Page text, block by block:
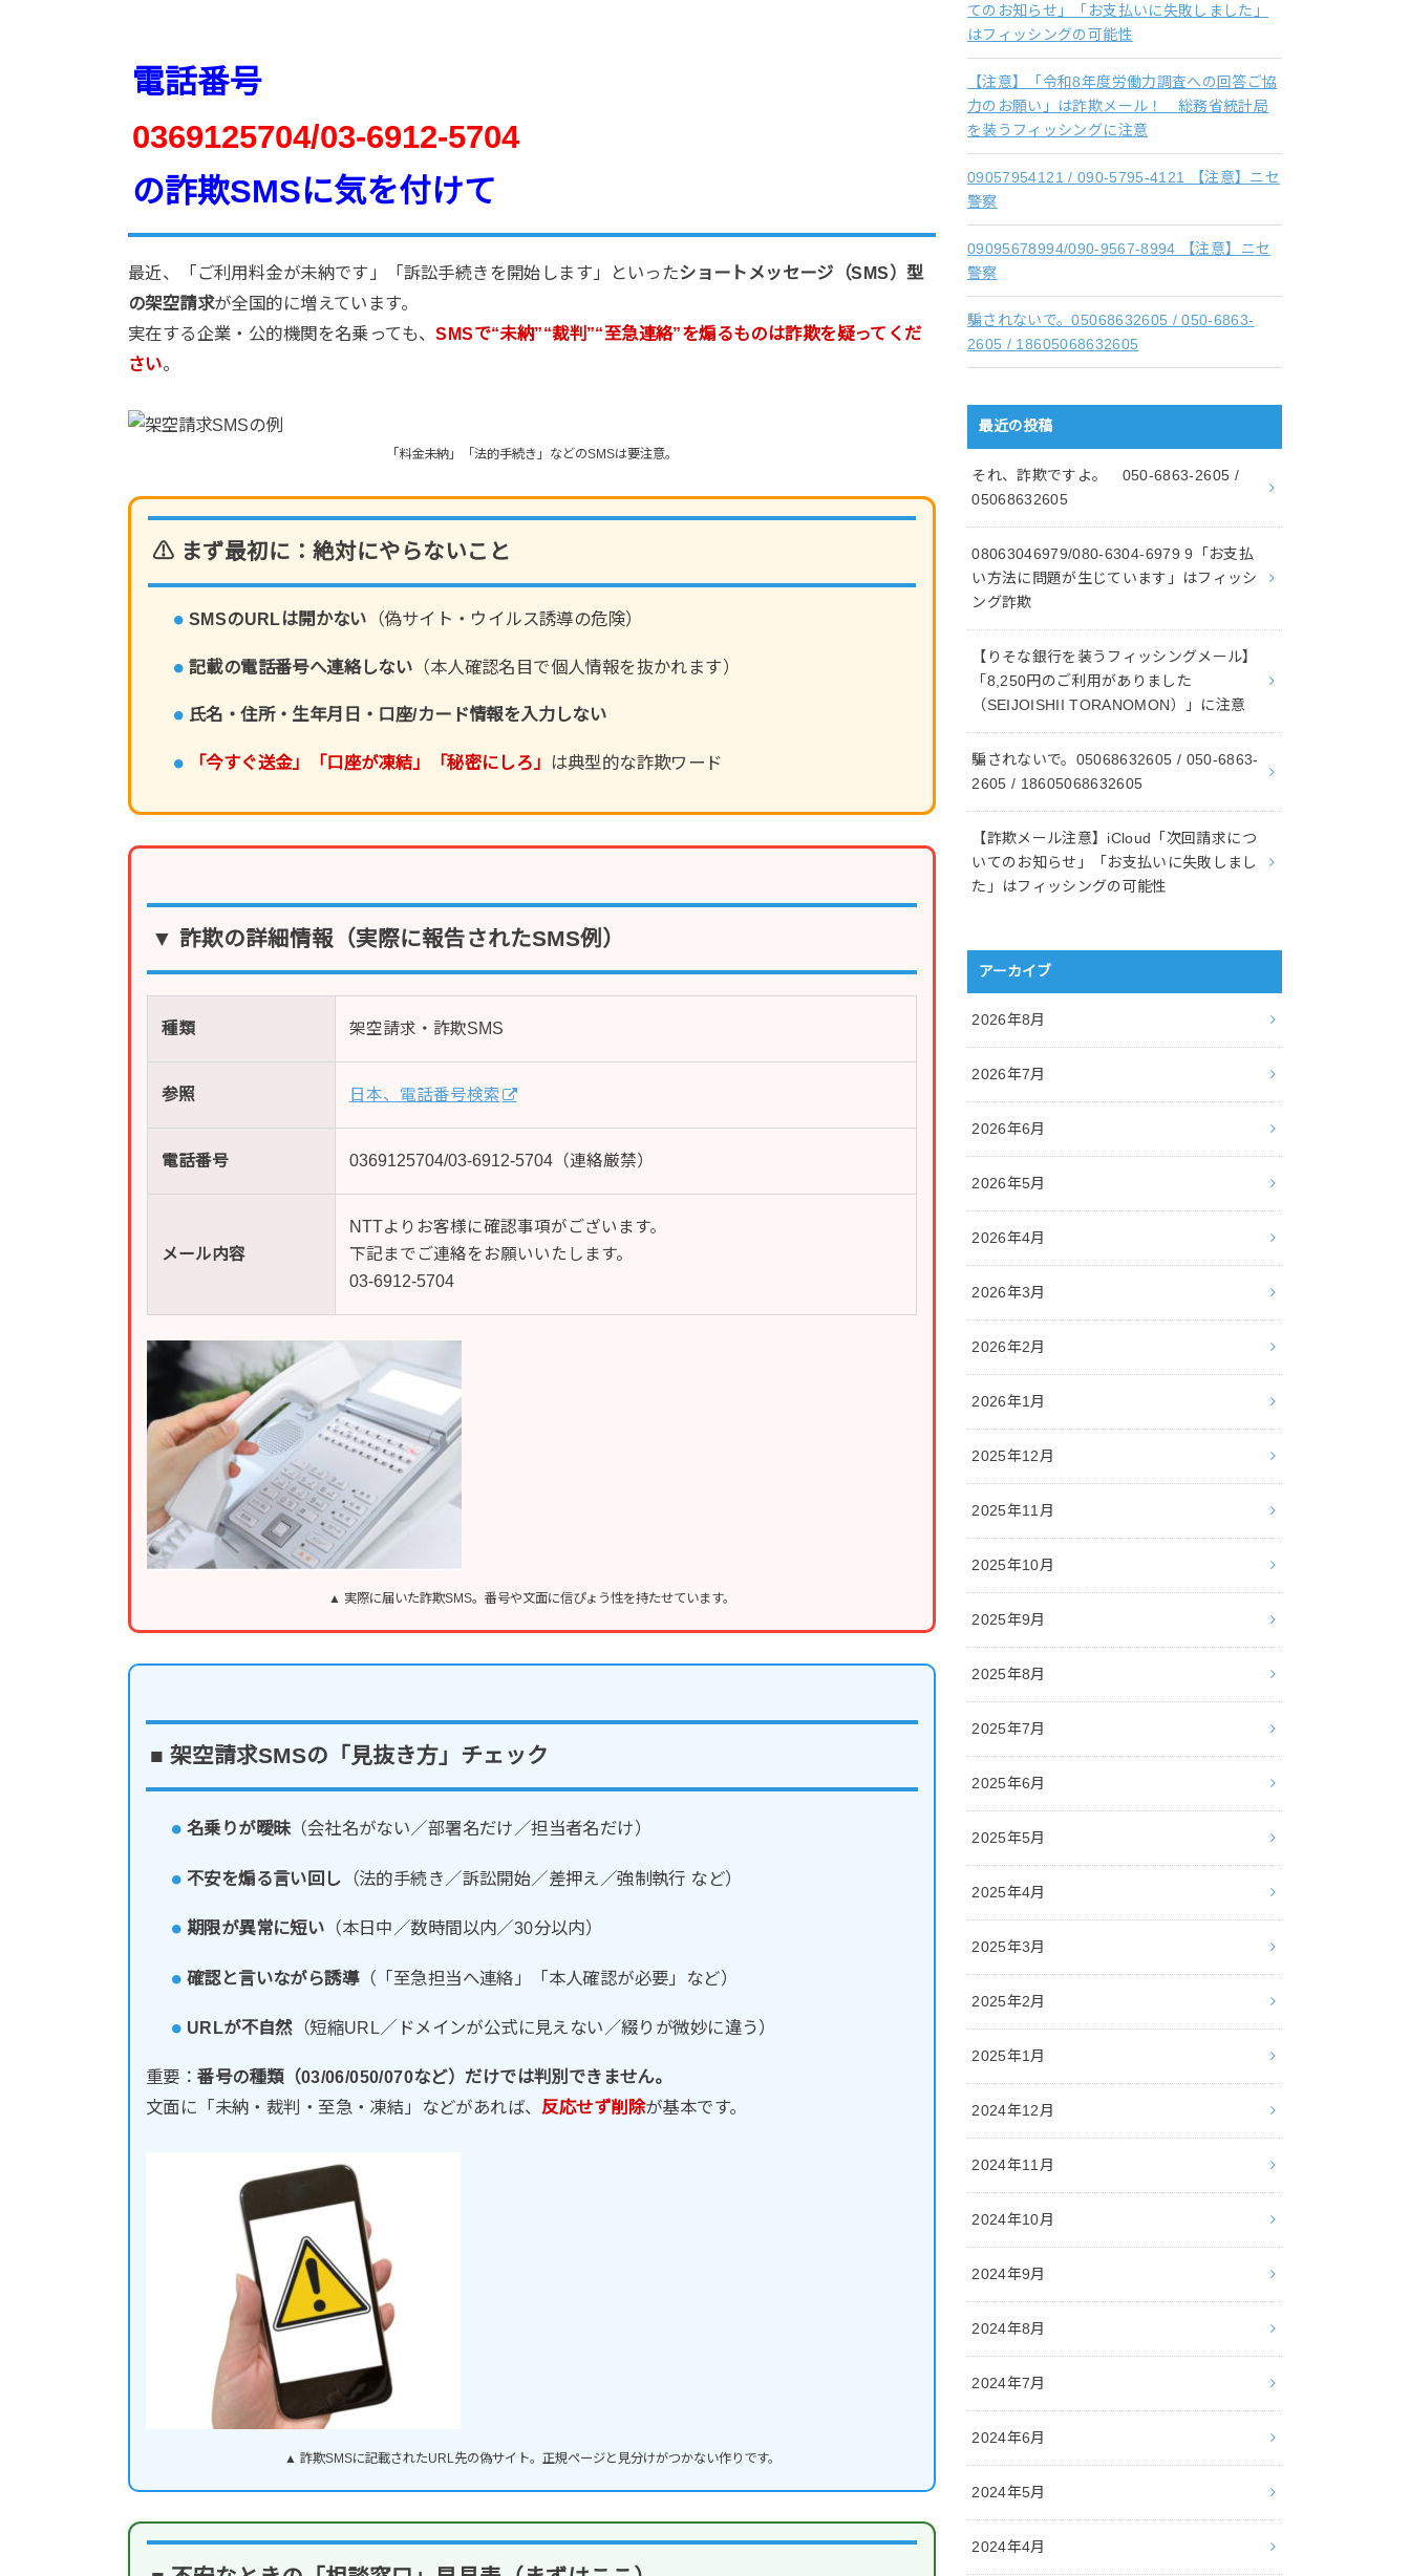
電話番号
0369125704/03-6912-5704
の詐欺SMSに気を付けて
最近、「ご利用料金が未納です」「訴訟手続きを開始します」といったショートメッセージ（SMS）型
の架空請求が全国的に増えています。
実在する企業・公的機関を名乗っても、SMSで“未納”“裁判”“至急連絡”を煽るものは詐欺を疑ってくだ
さい。
「料金未納」「法的手続き」などのSMSは要注意。
⚠ まず最初に：絶対にやらないこと
SMSのURLは開かない （偽サイト・ウイルス誘導の危険）
記載の電話番号へ連絡しない （本人確認名目で個人情報を抜かれます）
氏名・住所・生年月日・口座/カード情報を入力しない
「今すぐ送金」「口座が凍結」「秘密にしろ」 は典型的な詐欺ワード
▼ 詐欺の詳細情報（実際に報告されたSMS例）
種類 架空請求・詐欺SMS
参照 日本、電話番号検索
電話番号 0369125704/03-6912-5704（連絡厳禁）
メール内容
NTTよりお客様に確認事項がございます。
下記までご連絡をお願いいたします。
03‐6912‐5704
▲ 実際に届いた詐欺SMS。番号や文面に信ぴょう性を持たせています。
■ 架空請求SMSの「見抜き方」チェック
名乗りが曖昧（会社名がない／部署名だけ／担当者名だけ）
不安を煽る言い回し （法的手続き／訴訟開始／差押え／強制執行 など）
期限が異常に短い （本日中／数時間以内／30分以内）
確認と言いながら誘導（「至急担当へ連絡」「本人確認が必要」など）
URLが不自然（短縮URL／ドメインが公式に見えない／綴りが微妙に違う）
重要：番号の種類（03/06/050/070など）だけでは判別できません。
文面に「未納・裁判・至急・凍結」などがあれば、 反応せず削除が基本です。
▲ 詐欺SMSに記載されたURL先の偽サイト。正規ページと見分けがつかない作りです。
てのお知らせ」「お支払いに失敗しました」
はフィッシングの可能性
【注意】「令和8年度労働力調査への回答ご協
力のお願い」は詐欺メール！ 総務省統計局
を装うフィッシングに注意
09057954121 / 090-5795-4121 【注意】ニセ
警察
09095678994/090-9567-8994 【注意】ニセ
警察
騙されないで。05068632605 / 050-6863-
2605 / 18605068632605
最近の投稿
それ、詐欺ですよ。 050-6863-2605 /
05068632605
08063046979/080-6304-6979 9「お支払
い方法に問題が生じています」はフィッシ
ング詐欺
【りそな銀行を装うフィッシングメール】
「8,250円のご利用がありました
（SEIJOISHII TORANOMON）」に注意
騙されないで。05068632605 / 050-6863-
2605 / 18605068632605
【詐欺メール注意】iCloud「次回請求につ
いてのお知らせ」「お支払いに失敗しまし
た」はフィッシングの可能性
アーカイブ
2026年8月
2026年7月
2026年6月
2026年5月
2026年4月
2026年3月
2026年2月
2026年1月
2025年12月
2025年11月
2025年10月
2025年9月
2025年8月
2025年7月
2025年6月
2025年5月
2025年4月
2025年3月
2025年2月
2025年1月
2024年12月
2024年11月
2024年10月
2024年9月
2024年8月
2024年7月
2024年6月
2024年5月
2024年4月